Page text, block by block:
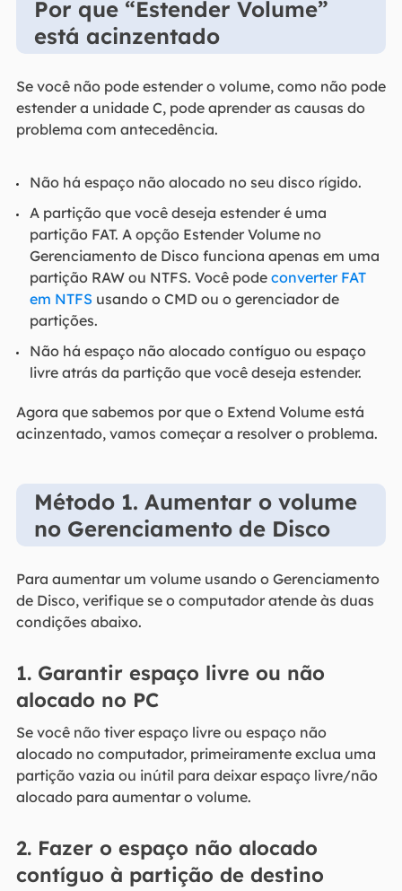
Por que “Estender Volume”
está acinzentado
Se você não pode estender o volume, como não pode
estender a unidade C, pode aprender as causas do
problema com antecedência.
Não há espaço não alocado no seu disco rígido.
A partição que você deseja estender é uma
partição FAT. A opção Estender Volume no
Gerenciamento de Disco funciona apenas em uma
partição RAW ou NTFS. Você pode converter FAT
em NTFS usando o CMD ou o gerenciador de
partições.
Não há espaço não alocado contíguo ou espaço
livre atrás da partição que você deseja estender.
Agora que sabemos por que o Extend Volume está
acinzentado, vamos começar a resolver o problema.
Método 1. Aumentar o volume
no Gerenciamento de Disco
Para aumentar um volume usando o Gerenciamento
de Disco, verifique se o computador atende às duas
condições abaixo.
1. Garantir espaço livre ou não
alocado no PC
Se você não tiver espaço livre ou espaço não
alocado no computador, primeiramente exclua uma
partição vazia ou inútil para deixar espaço livre/não
alocado para aumentar o volume.
2. Fazer o espaço não alocado
contíguo à partição de destino